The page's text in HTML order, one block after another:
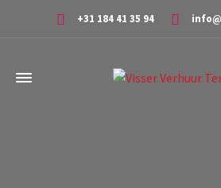
+31 184 41 35 94